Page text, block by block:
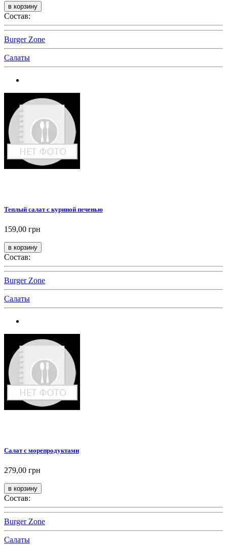
Состав:
Burger Zone
Салаты
Теплый салат с куриной печенью
159,00 грн
Состав:
Burger Zone
Салаты
Салат с морепродуктами
279,00 грн
Состав:
Burger Zone
Салаты